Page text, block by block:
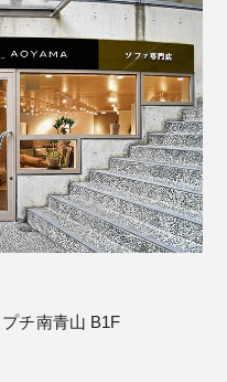
チ南青山 B1F